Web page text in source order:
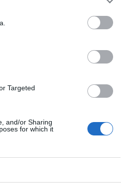
Targeted
and/or Sharing
for which it